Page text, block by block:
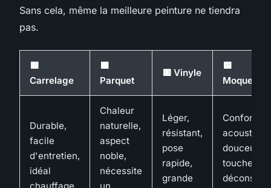
Sans cela, même la meilleure peinture ne tiendra
pas.
🟥
Carrelage
🟩
Parquet
🟨 Vinyle
🟦
Moquette
Durable,
facile
d'entretien,
idéal
chauffage
Chaleur
naturelle,
aspect
noble,
nécessite
un
Léger,
résistant,
pose
rapide,
grande
Confort
douceur
toucher,